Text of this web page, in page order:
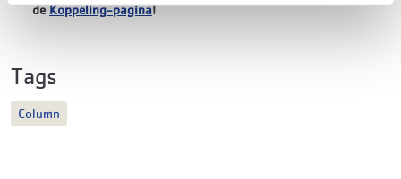
deKoppeling-pagina!
Tags
Column